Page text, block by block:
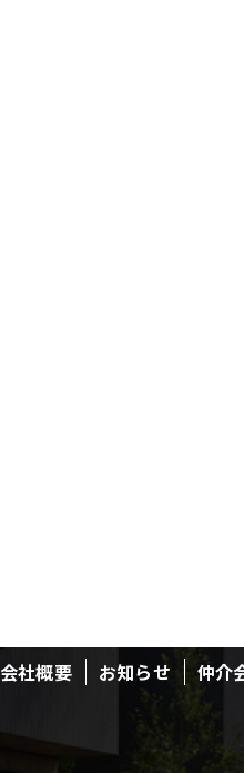
会社概要 お知らせ 仲介